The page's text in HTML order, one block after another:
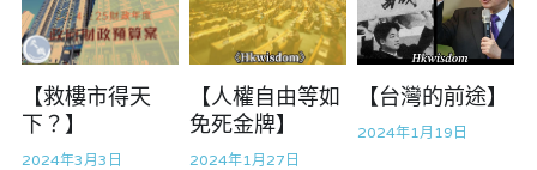
美西媒體謊言實錄
宏福‧革新
宏福苑聽證會
宏福火災正視聽
港聞
中國
【救樓市得天
下？】
2024年3月3日
【人權自由等如
免死金牌】
2024年1月27日
【台灣的前途】
2024年1月19日
國際
娛樂
KOL 精選